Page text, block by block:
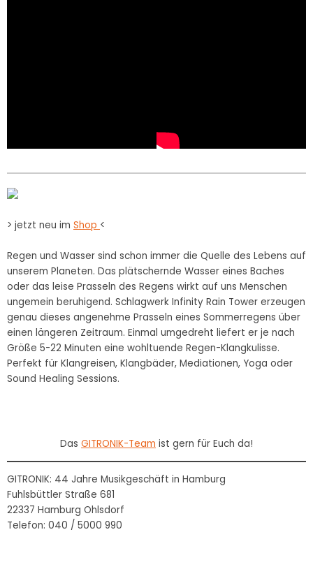
> jetzt neu im Shop <
Regen und Wasser sind schon immer die Quelle des Lebens auf
unserem Planeten. Das plätschernde Wasser eines Baches
oder das leise Prasseln des Regens wirkt auf uns Menschen
ungemein beruhigend. Schlagwerk Infinity Rain Tower erzeugen
genau dieses angenehme Prasseln eines Sommerregens über
einen längeren Zeitraum. Einmal umgedreht liefert er je nach
Größe 5-22 Minuten eine wohltuende Regen-Klangkulisse.
Perfekt für Klangreisen, Klangbäder, Mediationen, Yoga oder
Sound Healing Sessions.
Das GITRONIK-Team ist gern für Euch da!
GITRONIK: 44 Jahre Musikgeschäft in Hamburg
Fuhlsbüttler Straße 681
22337 Hamburg Ohlsdorf
Telefon: 040 / 5000 990